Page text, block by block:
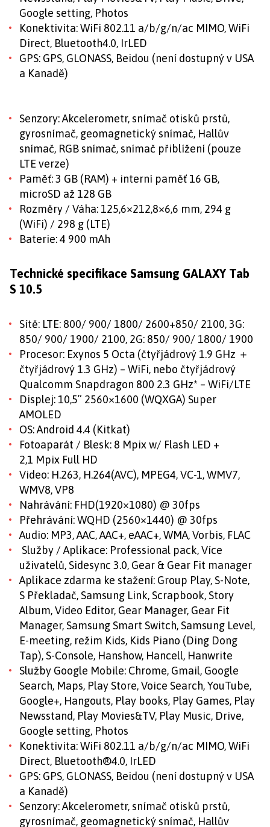
Google setting, Photos
Konektivita: WiFi 802.11 a/b/g/n/ac MIMO, WiFi
Direct, Bluetooth4.0, IrLED
GPS: GPS, GLONASS, Beidou (není dostupný v USA
a Kanadě)
Senzory: Akcelerometr, snímač otisků prstů,
gyrosnímač, geomagnetický snímač, Hallův
snímač, RGB snímač, snímač přiblížení (pouze
LTE verze)
Paměť: 3 GB (RAM) + interní paměť 16 GB,
microSD až 128 GB
Rozměry / Váha: 125,6×212,8×6,6 mm, 294 g
(WiFi) / 298 g (LTE)
Baterie: 4 900 mAh
Technické specifikace Samsung GALAXY Tab
S 10.5
Sítě: LTE: 800/ 900/ 1800/ 2600+850/ 2100, 3G:
850/ 900/ 1900/ 2100, 2G: 850/ 900/ 1800/ 1900
Procesor: Exynos 5 Octa (čtyřjádrový 1.9 GHz ＋
čtyřjádrový 1.3 GHz) – WiFi, nebo čtyřjádrový
Qualcomm Snapdragon 800 2.3 GHz* – WiFi/LTE
Displej: 10,5” 2560×1600 (WQXGA) Super
AMOLED
OS: Android 4.4 (Kitkat)
Fotoaparát / Blesk: 8 Mpix w/ Flash LED +
2,1 Mpix Full HD
Video: H.263, H.264(AVC), MPEG4, VC-1, WMV7,
WMV8, VP8
Nahrávání: FHD(1920×1080) @ 30fps
Přehrávání: WQHD (2560×1440) @ 30fps
Audio: MP3, AAC, AAC+, eAAC+, WMA, Vorbis, FLAC
Služby / Aplikace: Professional pack, Více
uživatelů, Sidesync 3.0, Gear & Gear Fit manager
Aplikace zdarma ke stažení: Group Play, S-Note,
S Překladač, Samsung Link, Scrapbook, Story
Album, Video Editor, Gear Manager, Gear Fit
Manager, Samsung Smart Switch, Samsung Level,
E-meeting, režim Kids, Kids Piano (Ding Dong
Tap), S-Console, Hanshow, Hancell, Hanwrite
Služby Google Mobile: Chrome, Gmail, Google
Search, Maps, Play Store, Voice Search, YouTube,
Google+, Hangouts, Play books, Play Games, Play
Newsstand, Play Movies&TV, Play Music, Drive,
Google setting, Photos
Konektivita: WiFi 802.11 a/b/g/n/ac MIMO, WiFi
Direct, Bluetooth®4.0, IrLED
GPS: GPS, GLONASS, Beidou (není dostupný v USA
a Kanadě)
Senzory: Akcelerometr, snímač otisků prstů,
gyrosnímač, geomagnetický snímač, Hallův